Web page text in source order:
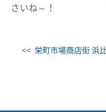
さいね～！
<< 栄町市場商店街 浜